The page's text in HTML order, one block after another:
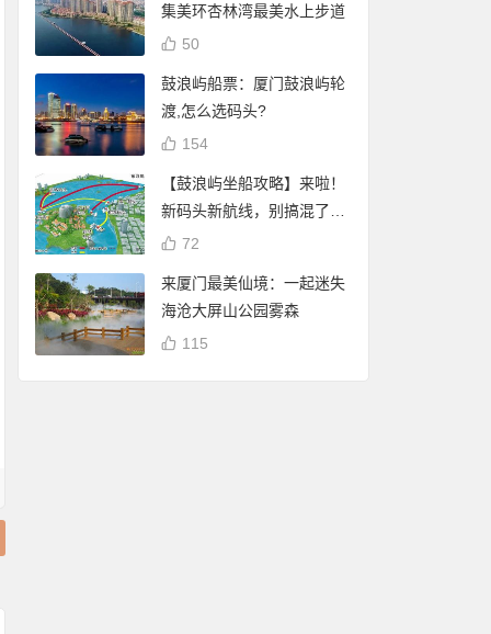
集美环杏林湾最美水上步道
50
鼓浪屿船票：厦门鼓浪屿轮
渡,怎么选码头?
154
【鼓浪屿坐船攻略】来啦！
新码头新航线，别搞混了
哦！72
来厦门最美仙境：一起迷失
海沧大屏山公园雾森
115